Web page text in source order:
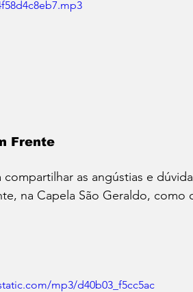
Frente
as angústias e
na Capela São Geraldo, como
mp3/d40b03_f5cc5ac